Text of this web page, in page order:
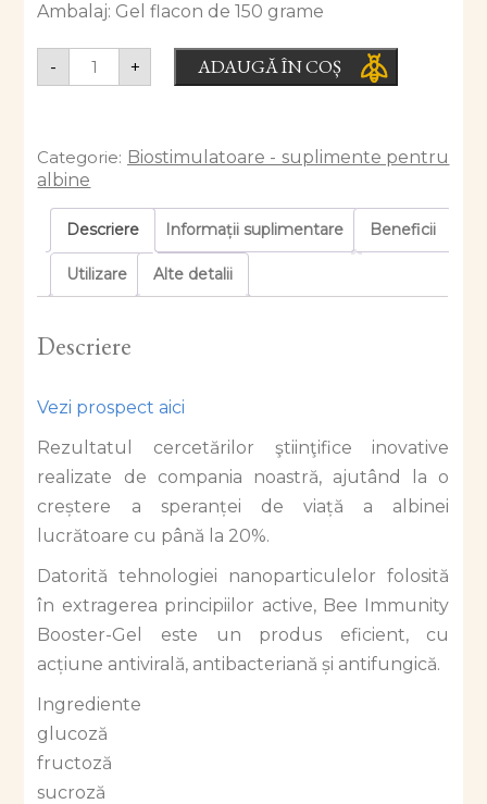
Ambalaj: Gel flacon de 150 grame
- + ADAUGĂ ÎN COȘ
Categorie: Biostimulatoare - suplimente pentru
albine
Descriere Informații suplimentare Beneficii
Utilizare Alte detalii
Descriere
Vezi prospect aici
Rezultatul cercetărilor ştiinţifice inovative
realizate de compania noastră, ajutând la o
creștere a speranței de viață a albinei
lucrătoare cu până la 20%.
Datorită tehnologiei nanoparticulelor folosită
în extragerea principiilor active, Bee Immunity
Booster-Gel este un produs eficient, cu
acțiune antivirală, antibacteriană și antifungică.
Ingrediente
glucoză
fructoză
sucroză